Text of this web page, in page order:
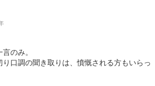
のみ。
口調の聞き取りは、憤慨される方もいらっ